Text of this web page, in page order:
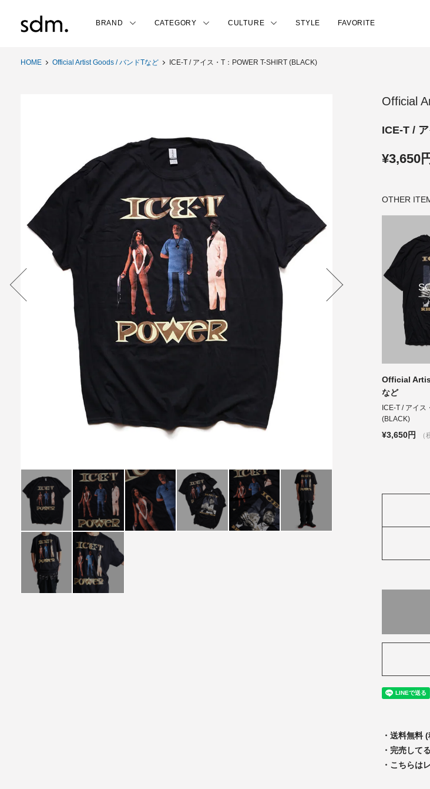
BRAND CATEGORY CULTURE STYLE FAVORITE
HOME Official Artist Goods / バンドTなど ICE-T / アイス・T：POWER T-SHIRT (BLACK)
Official
ICE-T /
¥3,650
OTHER
Official
など
ICE-T / アイス
(BLACK)
¥3,650円 （
・送料無料
・完売して
・こちらは